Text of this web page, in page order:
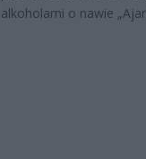
alkoholami o nawie